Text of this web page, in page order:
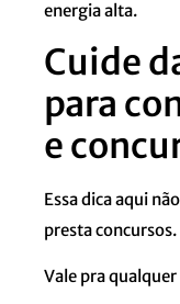
energia alta.
Cuide
para
e
Essa dica aqui
presta concursos.
Vale pra